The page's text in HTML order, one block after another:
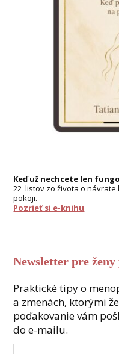
Keď už nechcete len
22 listov zo života o
pokoji.
Pozrieť si e-knihu
Newsletter pre ženy
Praktické tipy o
a zmenách, ktorými
poďakovanie vám
do e-mailu.